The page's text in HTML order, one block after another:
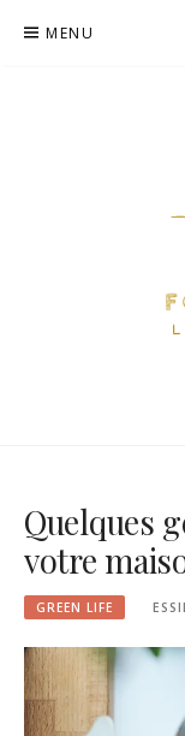
MENU
Quelques
votre
GREEN LIFE